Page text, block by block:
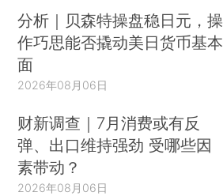
分析｜贝森特操盘稳日元，操
作巧思能否撬动美日货币基本
面
2026年08月06日
财新调查｜7月消费或有反
弹、出口维持强劲 受哪些因
素带动？
2026年08月06日